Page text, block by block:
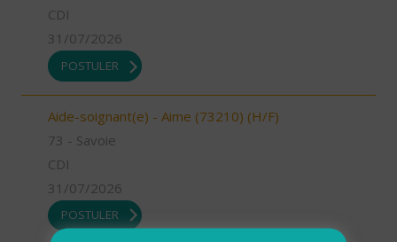
CDI
31/07/2026
POSTULER
Aide-soignant(e) - Aime (73210) (H/F)
73 - Savoie
CDI
31/07/2026
POSTULER